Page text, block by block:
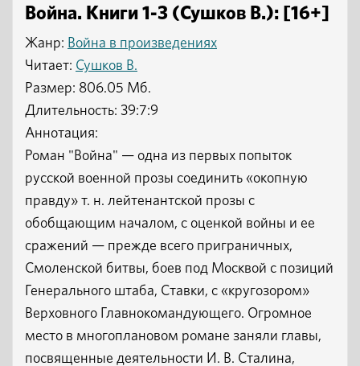
Война. Книги 1-3 (Сушков В.): [16+]
Жанр: Война в произведениях
Читает: Сушков В.
Размер: 806.05 Мб.
Длительность: 39:7:9
Аннотация:
Роман "Война" — одна из первых попыток
русской военной прозы соединить «окопную
правду» т. н. лейтенантской прозы с
обобщающим началом, с оценкой войны и ее
сражений — прежде всего приграничных,
Смоленской битвы, боев под Москвой с позиций
Генерального штаба, Ставки, с «кругозором»
Верховного Главнокомандующего. Огромное
место в многоплановом романе заняли главы,
посвященные деятельности И. В. Сталина,